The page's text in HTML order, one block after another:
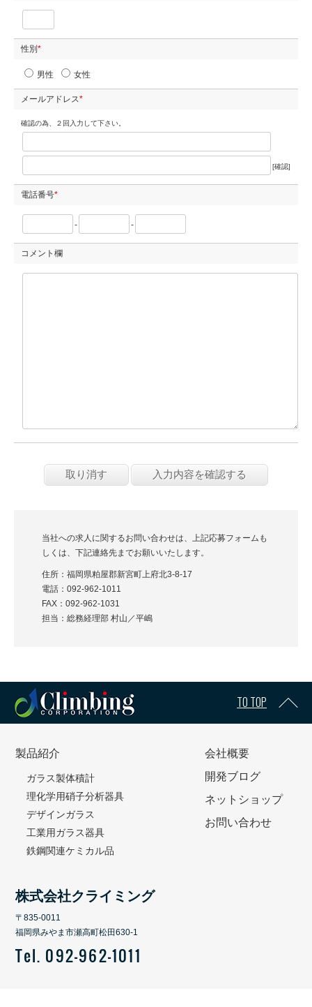
性別*
男性 女性
メールアドレス*
確認の為、２回入力して下さい。
[確認]
電話番号*
- -
コメント欄
当社への求人に関するお問い合わせは、上記応募フォームも
しくは、下記連絡先までお願いいたします。
住所：福岡県粕屋郡新宮町上府北3-8-17
電話：092-962-1011
FAX：092-962-1031
担当：総務経理部 村山／平嶋
TO TOP
製品紹介
ガラス製体積計
理化学用硝子分析器具
デザインガラス
工業用ガラス器具
鉄鋼関連ケミカル品
会社概要
開発ブログ
ネットショップ
お問い合わせ
株式会社クライミング
〒835-0011
福岡県みやま市瀬高町松田630-1
Tel. 092-962-1011